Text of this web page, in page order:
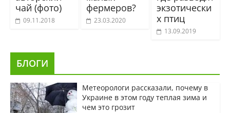
чай (фото)
09.11.2018
фермеров?
23.03.2020
экзотически
х птиц
13.09.2019
БЛОГИ
Метеорологи рассказали, почему в
Украине в этом году теплая зима и
чем это грозит